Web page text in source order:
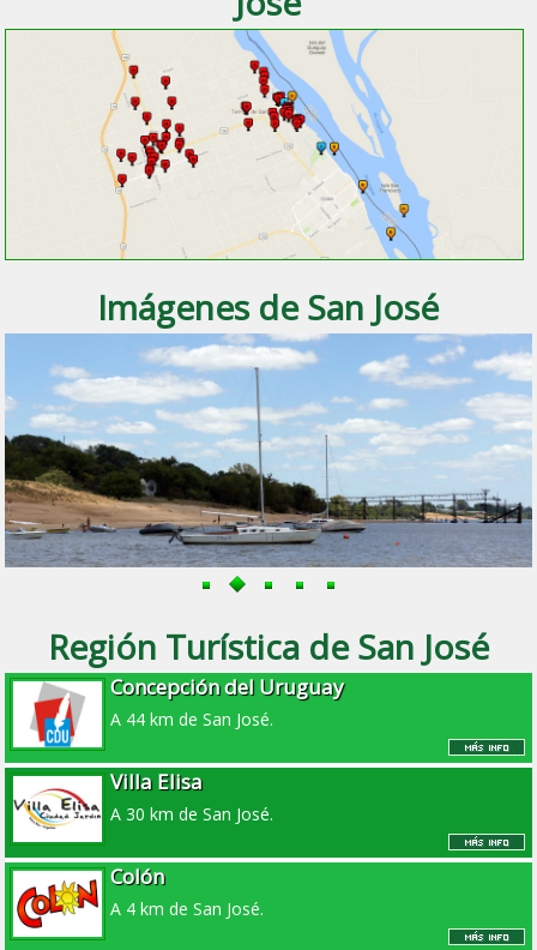
Imágenes de San José
Región Turística de San José
Concepción del Uruguay
A 44 km de San José.
Villa Elisa
A 30 km de San José.
Colón
A 4 km de San José.